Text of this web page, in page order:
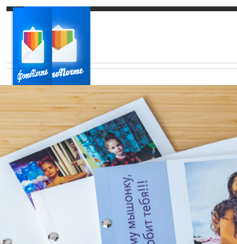
Ваш город:
Ваш регион доставки
Выберите из списка: